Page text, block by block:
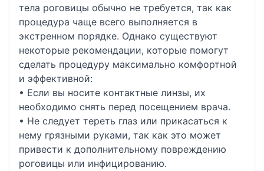
тела роговицы обычно не требуется, так как
процедура чаще всего выполняется в
экстренном порядке. Однако существуют
некоторые рекомендации, которые помогут
сделать процедуру максимально комфортной
и эффективной:
• Если вы носите контактные линзы, их
необходимо снять перед посещением врача.
• Не следует тереть глаз или прикасаться к
нему грязными руками, так как это может
привести к дополнительному повреждению
роговицы или инфицированию.